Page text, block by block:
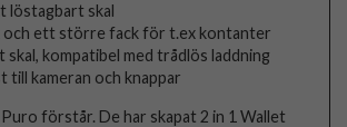
löstagbart skal
och ett större fack för t.ex kontanter
skal, kompatibel med trådlös laddning
till kameran och knappar
förstår. De har skapat 2 in 1 Wallet